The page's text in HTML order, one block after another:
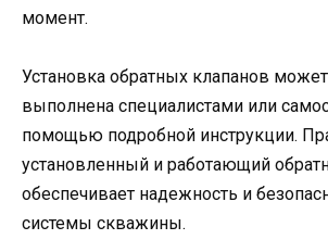
момент.
Установка обратных клапанов
выполнена специалистами или
помощью подробной инструкции.
установленный и работающий
обеспечивает надежность и
системы скважины.